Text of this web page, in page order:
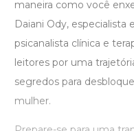
maneira como você
Daiani Ody,
psicanalista clínica e
leitores por uma
segredos para
mulher.